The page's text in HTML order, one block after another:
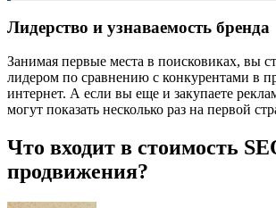
Лидерство и узнаваемость бренда
Занимая первые места в поисковиках, вы
лидером по сравнению с конкурентами в
интернет. А если вы еще и закупаете
могут показать несколько раз на первой
Что входит в стоимость
продвижения?